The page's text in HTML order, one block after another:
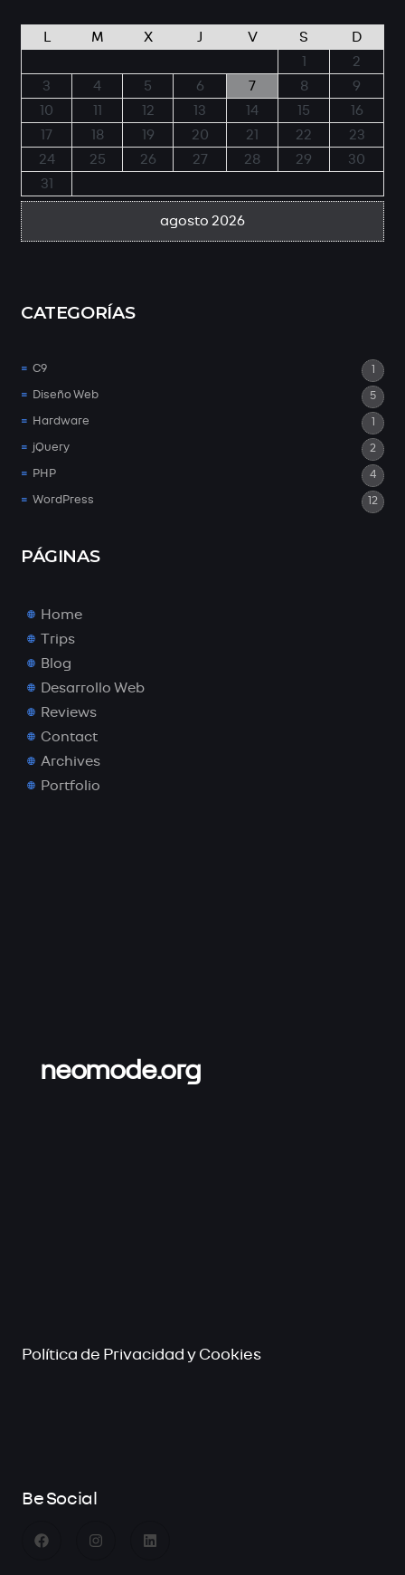
agosto 2026
M X J V S
D
1
2
3
4 5 6 7 8
9
10
11 12 13 14 15
16
17
18 19 20 21 22
23
24
25 26 27 28 29
30
31
CATEGORÍAS
C9 1
Diseño Web 5
Hardware 1
jQuery 2
PHP 4
WordPress 12
PÁGINAS
Home
Trips
Blog
Desarrollo Web
Reviews
Contact
Archives
Portfolio
neomode.org
Política de Privacidad y Cookies
Be Social